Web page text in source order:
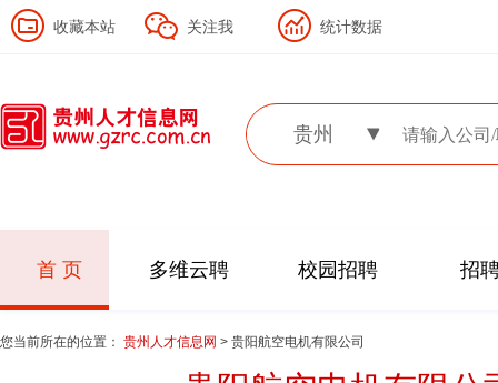
收藏本站 关注我 统计数据
贵州
首 页 多维云聘 校园招聘 招
您当前所在的位置： 贵州人才信息网 > 贵阳航空电机有限公司